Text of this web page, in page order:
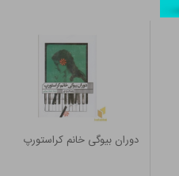
دوران بیوگی خانم کراستورپ